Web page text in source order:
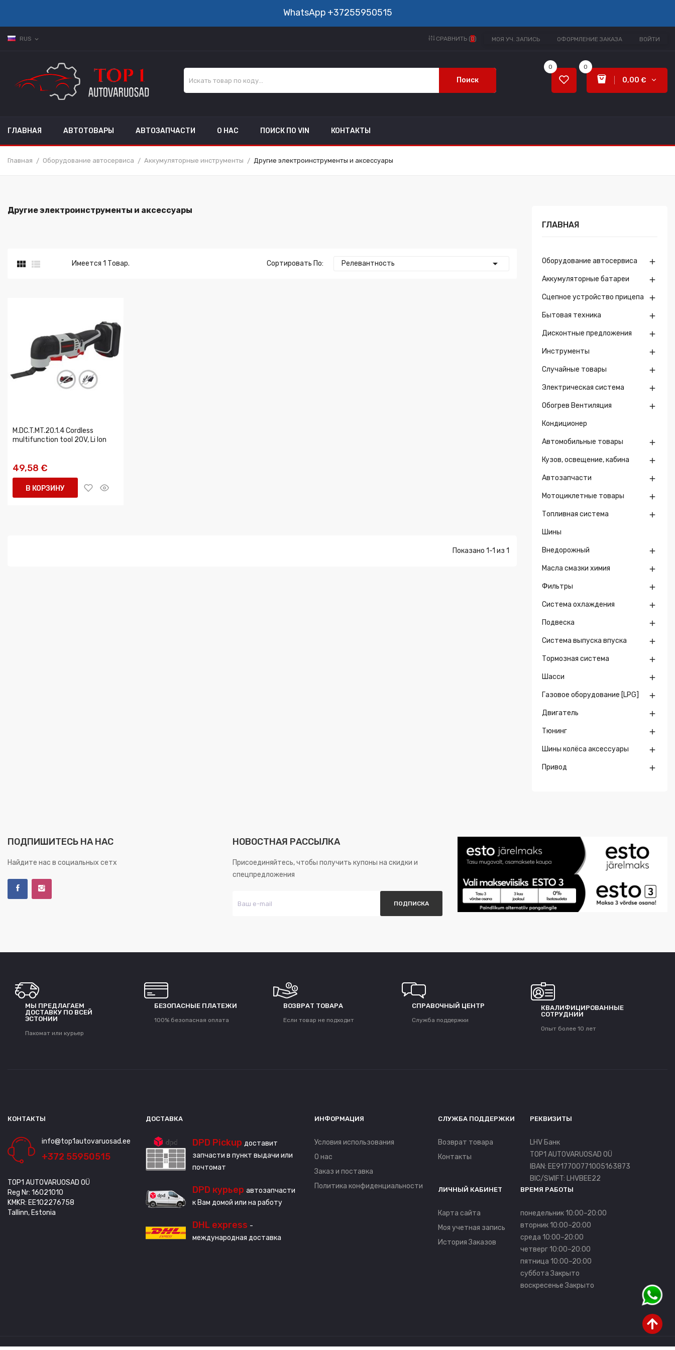
WhatsApp +37255950515
RUS expand_more МОЯ УЧ. ЗАПИСЬ ОФОРМЛЕНИЕ ЗАКАЗА ВОЙТИ
СРАВНИТЬ (0)
Поиск
0
0,00 €
0
ГЛАВНАЯ АВТОТОВАРЫ АВТОЗАПЧАСТИ О НАС ПОИСК ПО VIN КОНТАКТЫ
Главная Оборудование автосервиса Аккумуляторные инструменты Другие электроинструменты и аксессуары
Другие электроинструменты и аксессуары
  Имеется 1 Товар. Сортировать По: Релевантность 
M.DC.T.MT.20.1.4 Cordless
multifunction tool 20V, Li Ion
49,58 €
В КОРЗИНУ
Показано 1-1 из 1
ГЛАВНАЯ
Оборудование автосервиса 
Аккумуляторные батареи 
Сцепное устройство прицепа 
Бытовая техника 
Дисконтные предложения 
Инструменты 
Случайные товары 
Электрическая система 
Обогрев Вентиляция
Кондиционер

Автомобильные товары 
Кузов, освещение, кабина 
Автозапчасти 
Мотоциклетные товары 
Топливная система 
Шины
Внедорожный 
Масла смазки химия 
Фильтры 
Система охлаждения 
Подвеска 
Система выпуска впуска 
Тормозная система 
Шасси 
Газовое оборудование [LPG] 
Двигатель 
Тюнинг 
Шины колёса аксессуары 
Привод 
ПОДПИШИТЕСЬ НА НАС
Найдите нас в социальных сетх
НОВОСТНАЯ РАССЫЛКА
Присоединяйтесь, чтобы получить купоны на скидки и
спецпредложения
МЫ ПРЕДЛАГАЕМ
ДОСТАВКУ ПО ВСЕЙ
ЭСТОНИИ
Пакомат или курьер
БЕЗОПАСНЫЕ ПЛАТЕЖИ
100% безопасная оплата
ВОЗВРАТ ТОВАРА
Если товар не подходит
СПРАВОЧНЫЙ ЦЕНТР
Служба поддержки
КВАЛИФИЦИРОВАННЫЕ
СОТРУДНИИ
Опыт более 10 лет
КОНТАКТЫ
info@top1autovaruosad.ee
+372 55950515
TOP1 AUTOVARUOSAD OÜ
Reg Nr: 16021010
KMKR: EE102276758
Tallinn, Estonia
ДОСТАВКА
DPD Pickup доставит
запчасти в пункт выдачи или
почтомат
DPD курьер автозапчасти
к Вам домой или на работу
DHL express -
международная доставка
ИНФОРМАЦИЯ
Условия использования
О нас
Заказ и поставка
Политика конфиденциальности
СЛУЖБА ПОДДЕРЖКИ
Возврат товара
Контакты
РЕКВИЗИТЫ
LHV Банк
TOP1 AUTOVARUOSAD OÜ
IBAN: EE917700771005163873
BIC/SWIFT: LHVBEE22
ЛИЧНЫЙ КАБИНЕТ
Карта сайта
Моя учетная запись
История Заказов
ВРЕМЯ РАБОТЫ
понедельник 10:00–20:00
вторник 10:00–20:00
среда 10:00–20:00
четверг 10:00–20:00
пятница 10:00–20:00
суббота Закрыто
воскресенье Закрыто